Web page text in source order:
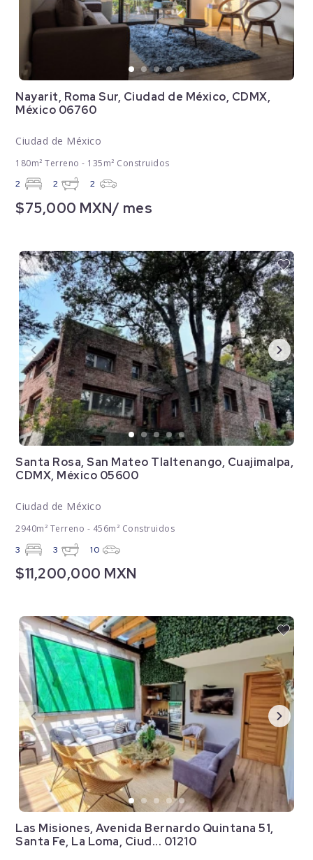
Nayarit, Roma Sur, Ciudad de México, CDMX,
México 06760
Ciudad de México
180m² Terreno - 135m² Construidos
2 2 2
$75,000 MXN/ mes
Santa Rosa, San Mateo Tlaltenango, Cuajimalpa,
CDMX, México 05600
Ciudad de México
2940m² Terreno - 456m² Construidos
3 3 10
$11,200,000 MXN
Las Misiones, Avenida Bernardo Quintana 51,
Santa Fe, La Loma, Ciud... 01210